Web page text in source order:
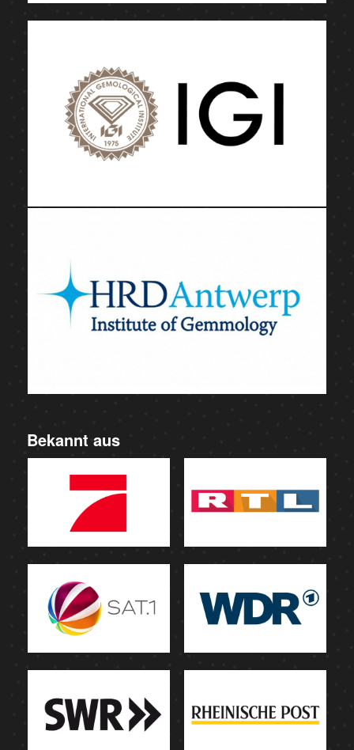
Bekannt aus